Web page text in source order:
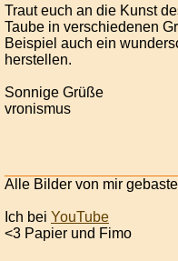
Traut euch an die Kunst
Taube in verschiedenen
Beispiel auch ein
herstellen.
Sonnige Grüße
vronismus
Alle Bilder von mir
Ich bei YouTube
<3 Papier und Fimo